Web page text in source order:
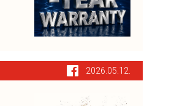
2026.05.12.